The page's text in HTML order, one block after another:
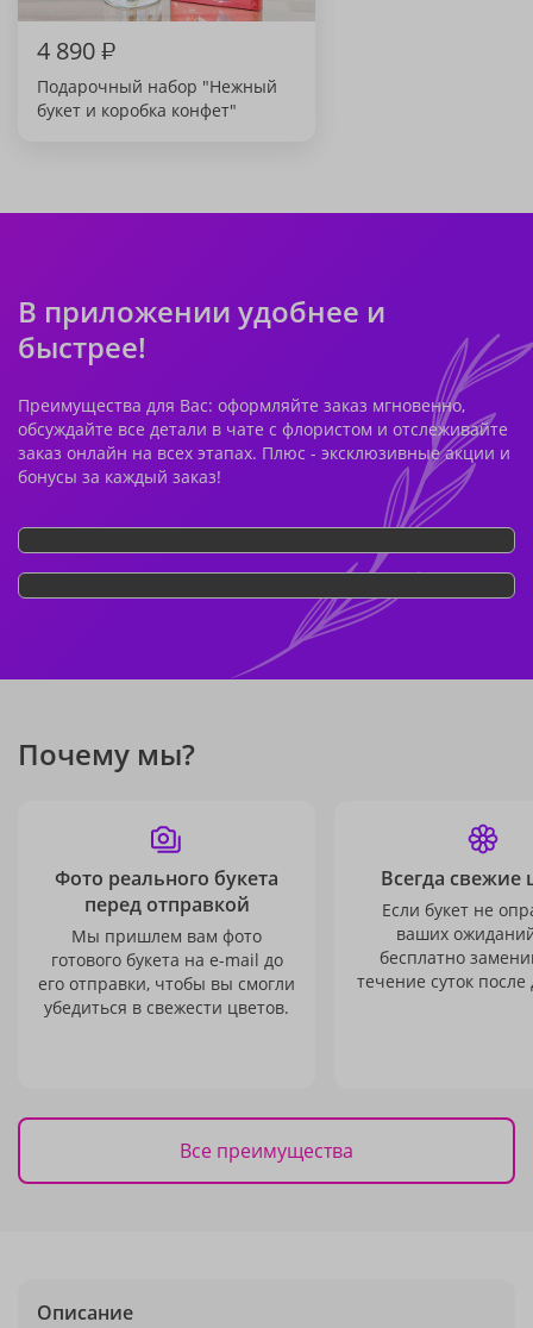
4 890₽
Подарочный набор "Нежный
букет и коробка конфет"
В приложении удобнее и
быстрее!
Преимущества для Вас: оформляйте заказ мгновенно,
обсуждайте все детали в чате с флористом и отслеживайте
заказ онлайн на всех этапах. Плюс - эксклюзивные акции и
бонусы за каждый заказ!
Почему мы?
Фото реального букета
перед отправкой
Мы пришлем вам фото
готового букета на e-mail до
его отправки, чтобы вы смогли
убедиться в свежести цветов.
Всегда свежие
Если букет не
ваших
бесплатно
течение суток после
Все преимущества
Описание